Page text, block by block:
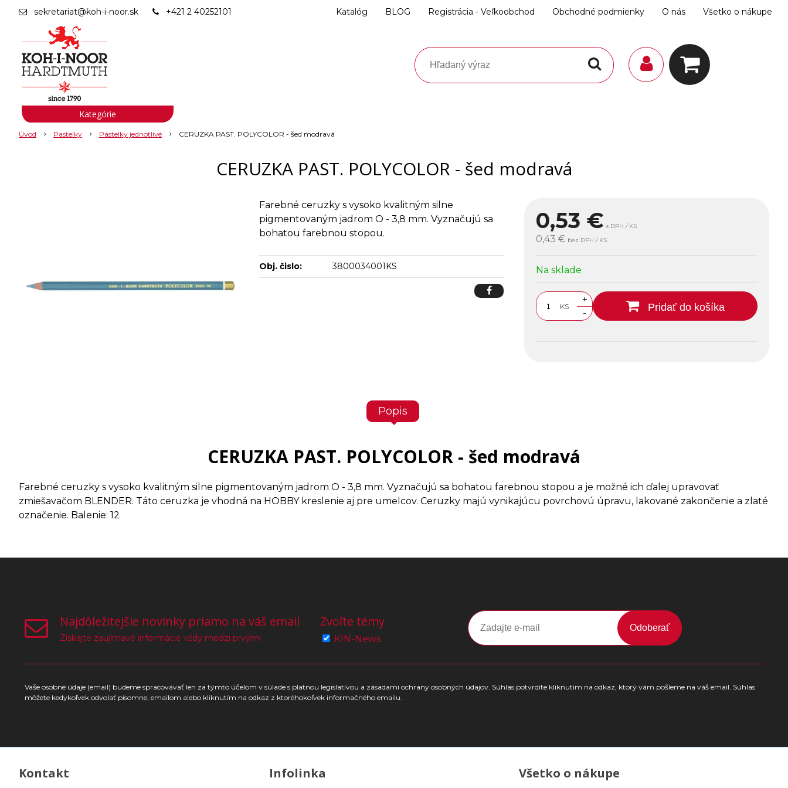
sekretariat@koh-i-noor.sk +421 2 40252101 Katalóg BLOG Registrácia - Veľkoobchod Obchodné podmienky O nás Všetko o nákupe
Úvod Pastelky Pastelky jednotlivé CERUZKA PAST. POLYCOLOR - šed modravá
CERUZKA PAST. POLYCOLOR - šed modravá
0,53 € s DPH / KS
0,43 € bez DPH / KS
Na sklade
KS
+
-
Pridať do košíka
Farebné ceruzky s vysoko kvalitným silne
pigmentovaným jadrom O - 3,8 mm. Vyznačujú sa
bohatou farebnou stopou.
Obj. čislo: 3800034001KS
Popis
CERUZKA PAST. POLYCOLOR - šed modravá
Farebné ceruzky s vysoko kvalitným silne pigmentovaným jadrom O - 3,8 mm. Vyznačujú sa bohatou farebnou stopou a je možné ich ďalej upravovať
zmiešavačom BLENDER. Táto ceruzka je vhodná na HOBBY kreslenie aj pre umelcov. Ceruzky majú vynikajúcu povrchovú úpravu, lakované zakončenie a zlaté
označenie. Balenie: 12
Kategórie
Najdôležitejšie novinky priamo na váš email
Získajte zaujímavé informácie vždy medzi prvými
Zvoľte témy
KIN-News
Odoberať
Vaše osobné údaje (email) budeme spracovávať len za týmto účelom v súlade s platnou legislatívou a zásadami ochrany osobných údajov. Súhlas potvrdíte kliknutím na odkaz, ktorý vám pošleme na váš email. Súhlas
môžete kedykoľvek odvolať písomne, emailom alebo kliknutím na odkaz z ktoréhokoľvek informačného emailu.
Kontakt Infolinka Všetko o nákupe